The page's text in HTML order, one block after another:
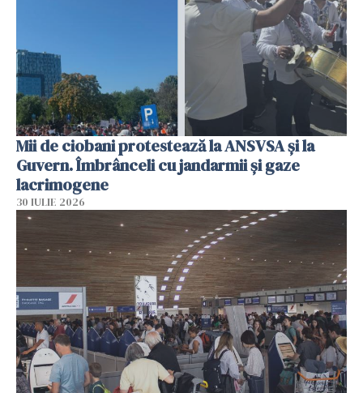
Mii de ciobani protestează la ANSVSA și la
Guvern. Îmbrânceli cu jandarmii și gaze
lacrimogene
30 IULIE 2026